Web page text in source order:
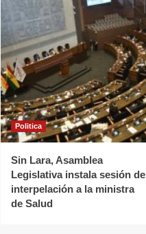
Politica
Sin Lara, Asamblea
Legislativa instala sesión de
interpelación a la ministra
de Salud